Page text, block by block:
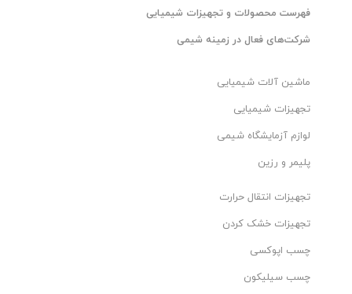
فهرست محصولات و تجهیزات شیمیایی
شرکت‌های فعال در زمینه شیمی
ماشین آلات شیمیایی
تجهیزات شیمیایی
لوازم آزمایشگاه شیمی
پلیمر و رزین
تجهیزات انتقال حرارت
تجهیزات خشک کردن
چسب اپوکسی
چسب سیلیکون